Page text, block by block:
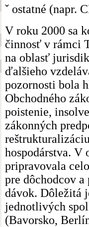
ˇ ostatné (napr.
V roku 2000 sa
činnosť v rámci
na oblasť
ďalšieho
pozornosti bola
Obchodného
poistenie,
zákonných
hospodárstva. V
pripravovala
pre dôchodcov
dávok. Dôležitá
jednotlivých
(Bavorsko,